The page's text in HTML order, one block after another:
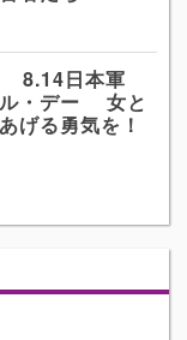
8.14日本軍
ル・デー 女と
げる勇気を！